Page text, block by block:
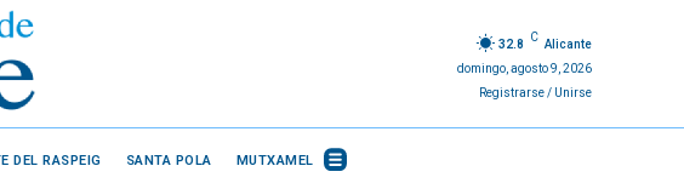
32.8
C
Alicante
domingo, agosto 9, 2026
Registrarse / Unirse
DEL RASPEIG SANTA POLA MUTXAMEL